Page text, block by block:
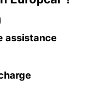
assistance